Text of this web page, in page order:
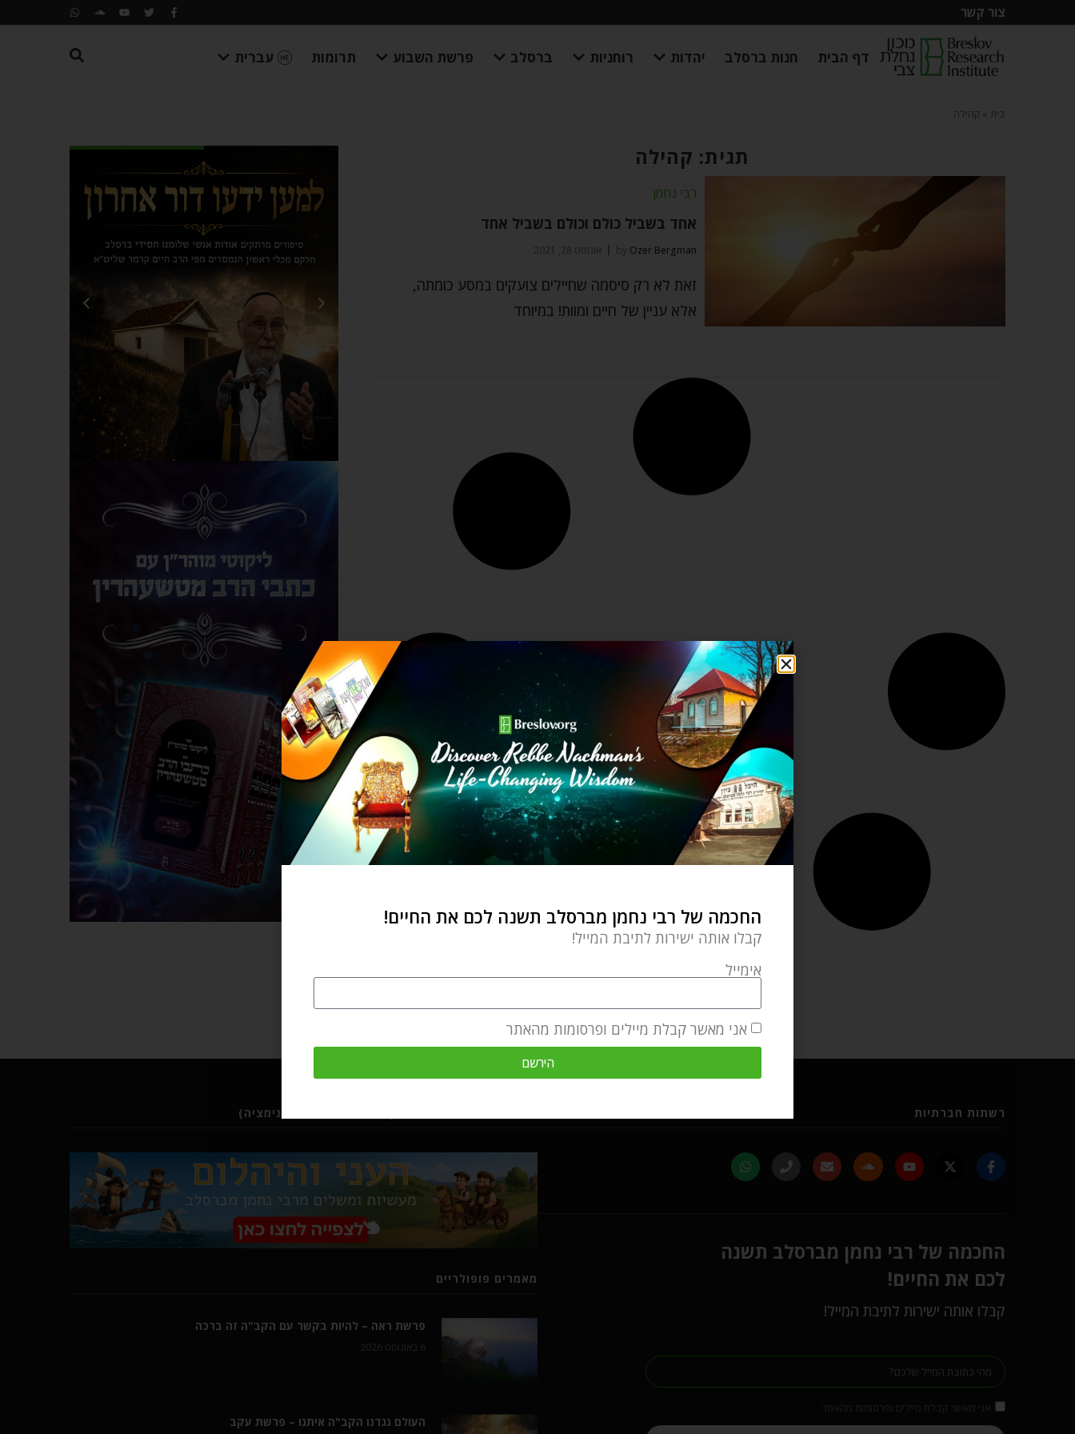
צור קשר
דף הבית חנות ברסלב יהדות רוחניות ברסלב פרשת השבוע תרומות עברית
בית קהילה
תגית: קהילה
רבי נחמן
אחד בשביל כולם וכולם בשביל אחד
by Ozer Bergman אוגוסט 28, 2021
זאת לא רק סיסמה שחיילים צועקים במסע כומתה,
אלא עניין של חיים ומוות! במיוחד
רשתות חברתיות
החכמה של רבי נחמן מברסלב תשנה
לכם את החיים!
קבלו אותה ישירות לתיבת המייל!
מעשיות ומשלים מרבי נחמן מברסלב (סרטוני אנימציה)
מאמרים פופולריים
פרשת ראה – להיות בקשר עם הקב"ה זה ברכה
העולם נגדנו הקב"ה איתנו – פרשת עקב
החכמה של רבי נחמן מברסלב תשנה לכם את החיים!
קבלו אותה ישירות לתיבת המייל!
אימייל
אני מאשר קבלת מיילים ופרסומות מהאתר
הירשם